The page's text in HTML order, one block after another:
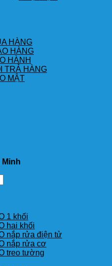
HÀNG
HÀNG
HÀNH
TRẢ HÀNG
MẬT
Minh
1 khối
hai khối
nắp rửa điện tử
nắp rửa cơ
treo tường